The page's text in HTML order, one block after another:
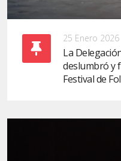
25 Enero 2026
La
deslumbró y
Festival de